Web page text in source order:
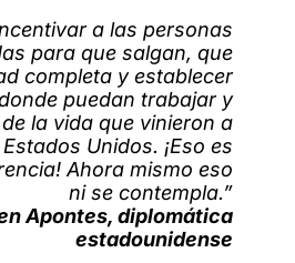
a las personas
para que salgan, que
completa y establecer
puedan trabajar y
la vida que vinieron a
Unidos. ¡Eso es
Ahora mismo eso
ni se contempla.”
Apontes, diplomática
estadounidense